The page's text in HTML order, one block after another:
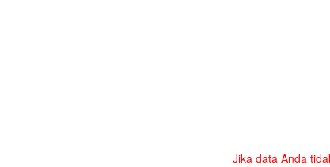
Jika data Anda